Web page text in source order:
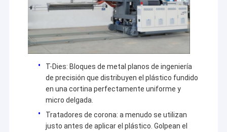
Máquina de capa de la protuberancia
máquina de recubrimiento de papel
Piezas de la máquina de la laminación
Máquina soplada derretimiento de la tela
T-Dies: Bloques de metal planos de ingeniería
de precisión que distribuyen el plástico fundido
en una cortina perfectamente uniforme y
micro delgada.
Tratadores de corona: a menudo se utilizan
justo antes de aplicar el plástico. Golpean el
Basándonos en nuestra experiencia en la industria de la
laminación por extrusión, junto con más socios,
crearemos un futuro mejor a través de soluciones más
inteligentes, más eficientes y más confiables.